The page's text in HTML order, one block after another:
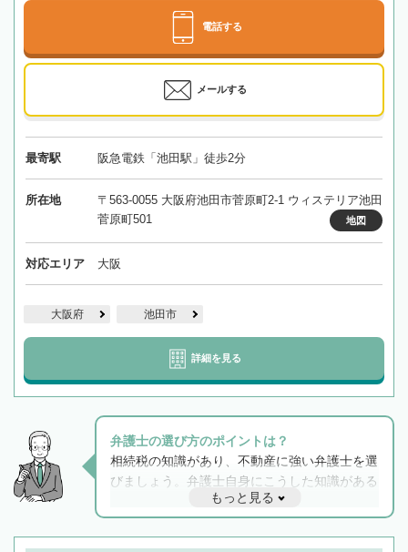
電話する
メールする
最寄駅 阪急電鉄「池田駅」徒歩2分
所在地
〒563-0055 大阪府池田市菅原町2-1 ウィステリア池田
菅原町501
地図
対応エリア 大阪
大阪府 池田市
詳細を見る
弁護士の選び方のポイントは？
相続税の知識があり、不動産に強い弁護士を選
びましょう。弁護士自身にこうした知識がある
と他士業との連携もスムーズに進み、トラブル
解決のみならず相続をトータルで任せることが
できます。また、相続は感情がからむ分野なの
もっと見る